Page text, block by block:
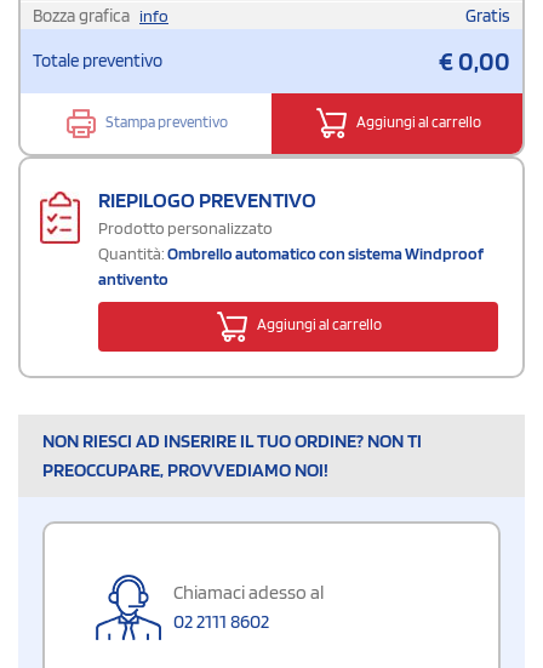
Bozza grafica info Gratis
Totale preventivo €0,00
Stampa preventivo Aggiungi al carrello
RIEPILOGO PREVENTIVO
Prodotto personalizzato
Quantità:Ombrello automatico con sistema Windproof
antivento
Aggiungi al carrello
NON RIESCI AD INSERIRE IL TUO ORDINE? NON TI
PREOCCUPARE, PROVVEDIAMO NOI!
Chiamaci adesso al
02 2111 8602